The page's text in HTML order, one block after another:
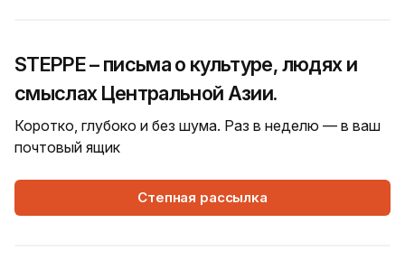
STEPPE – письма о культуре, людях и
смыслах Центральной Азии.
Коротко, глубоко и без шума. Раз в неделю — в ваш
почтовый ящик
Степная рассылка